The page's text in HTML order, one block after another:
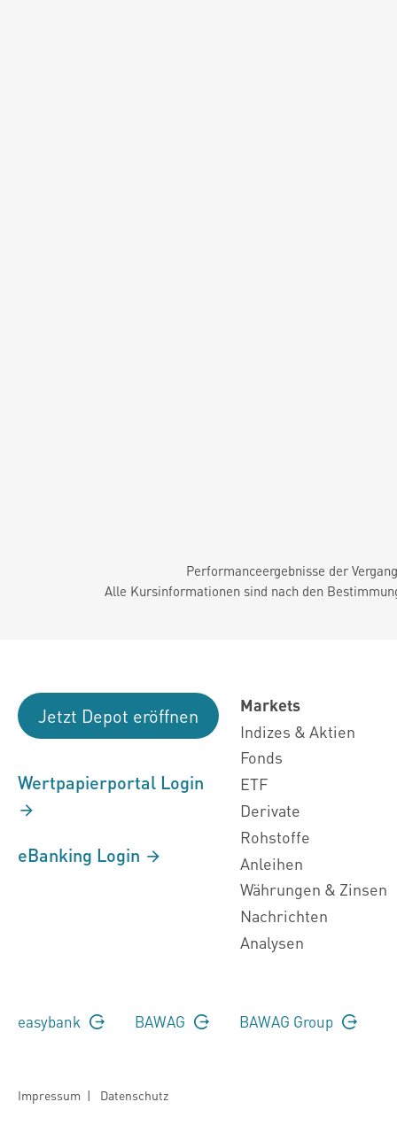
Performanceergebnisse der
Alle Kursinformationen sind nach den
Jetzt Depot eröffnen
Wertpapierportal Login
eBanking Login
Markets
Indizes & Aktien
Fonds
ETF
Derivate
Rohstoffe
Anleihen
Währungen & Zinsen
Nachrichten
Analysen
easybank BAWAG BAWAG Group
Impressum | Datenschutz